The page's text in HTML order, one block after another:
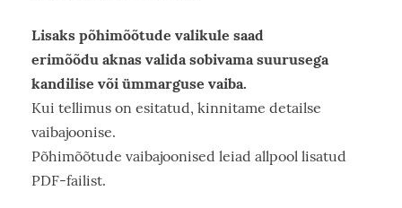
Lisaks põhimõõtude valikule saad
erimõõdu aknas valida sobivama suurusega
kandilise või ümmarguse vaiba.
Kui tellimus on esitatud, kinnitame detailse
vaibajoonise.
Põhimõõtude vaibajoonised leiad allpool lisatud
PDF-failist.